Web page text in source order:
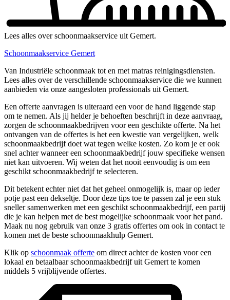
Lees alles over schoonmaakservice uit Gemert.
Schoonmaakservice Gemert
Van Industriële schoonmaak tot en met matras reinigingsdiensten.
Lees alles over de verschillende schoonmaakservice die we kunnen
aanbieden via onze aangesloten professionals uit Gemert.
Een offerte aanvragen is uiteraard een voor de hand liggende stap
om te nemen. Als jij helder je behoeften beschrijft in deze aanvraag,
zorgen de schoonmaakbedrijven voor een geschikte offerte. Na het
ontvangen van de offertes is het een kwestie van vergelijken, welk
schoonmaakbedrijf doet wat tegen welke kosten. Zo kom je er ook
snel achter wanneer een schoonmaakbedrijf jouw specifieke wensen
niet kan uitvoeren. Wij weten dat het nooit eenvoudig is om een
geschikt schoonmaakbedrijf te selecteren.
Dit betekent echter niet dat het geheel onmogelijk is, maar op ieder
potje past een dekseltje. Door deze tips toe te passen zal je een stuk
sneller samenwerken met een geschikt schoonmaakbedrijf, een partij
die je kan helpen met de best mogelijke schoonmaak voor het pand.
Maak nu nog gebruik van onze 3 gratis offertes om ook in contact te
komen met de beste schoonmaakhulp Gemert.
Klik op schoonmaak offerte om direct achter de kosten voor een
lokaal en betaalbaar schoonmaakbedrijf uit Gemert te komen
middels 5 vrijblijvende offertes.